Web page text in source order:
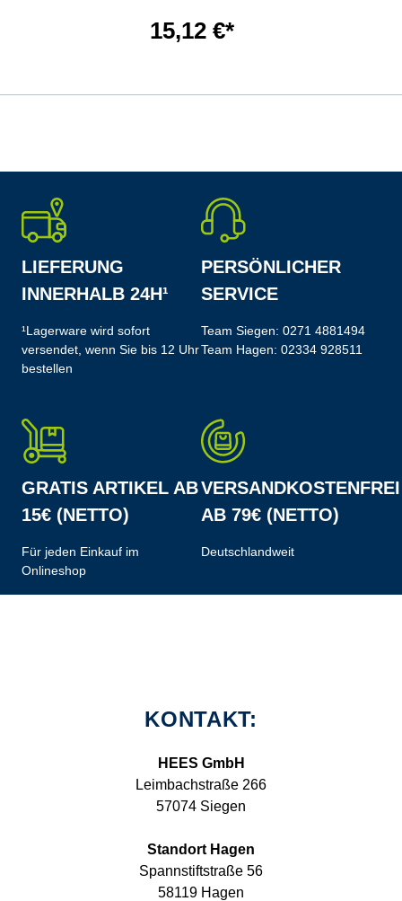
15,12 €*
LIEFERUNG
INNERHALB 24H¹
¹Lagerware wird sofort
versendet, wenn Sie bis 12 Uhr
bestellen
PERSÖNLICHER
SERVICE
Team Siegen: 0271 4881494
Team Hagen: 02334 928511
GRATIS ARTIKEL AB
15€ (NETTO)
Für jeden Einkauf im
Onlineshop
VERSANDKOSTENFREI
AB 79€ (NETTO)
Deutschlandweit
KONTAKT:
HEES GmbH
Leimbachstraße 266
57074 Siegen
Standort Hagen
Spannstiftstraße 56
58119 Hagen